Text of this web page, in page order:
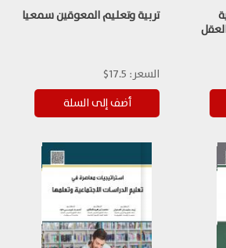
تربية وتعليم المعوقين سمعيا
السعر: 17.5$